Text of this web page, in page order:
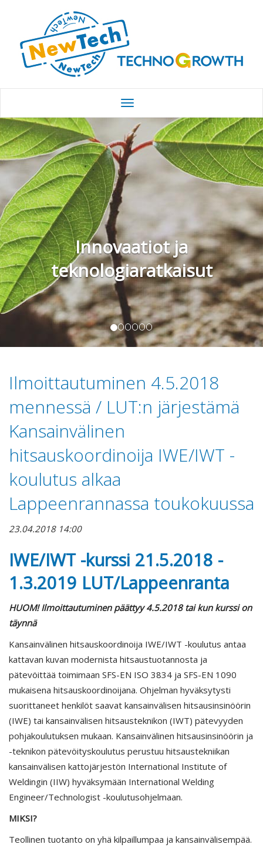
Innovaatiot ja
teknologiaratkaisut
Ilmoittautuminen 4.5.2018
mennessä / LUT:n järjestämä
Kansainvälinen
hitsauskoordinoija IWE/IWT -
koulutus alkaa
Lappeenrannassa toukokuussa
23.04.2018 14:00
IWE/IWT -kurssi 21.5.2018 -
1.3.2019 LUT/Lappeenranta
HUOM! Ilmoittautuminen päättyy 4.5.2018 tai kun kurssi on
täynnä
Kansainvälinen hitsauskoordinoija IWE/IWT -koulutus antaa
kattavan kuvan modernista hitsaustuotannosta ja
pätevöittää toimimaan SFS-EN ISO 3834 ja SFS-EN 1090
mukaisena hitsauskoordinoijana. Ohjelman hyväksytysti
suorittaneet henkilöt saavat kansainvälisen hitsausinsinöörin
(IWE) tai kansainvälisen hitsausteknikon (IWT) pätevyyden
pohjakoulutuksen mukaan. Kansainvälinen hitsausinsinöörin ja
-teknikon pätevöityskoulutus perustuu hitsaustekniikan
kansainvälisen kattojärjestön International Institute of
Weldingin (IIW) hyväksymään International Welding
Engineer/Technologist -koulutusohjelmaan.
MIKSI?
Teollinen tuotanto on yhä kilpaillumpaa ja kansainvälisempää.